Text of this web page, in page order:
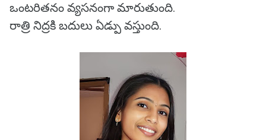
ఒంటరితనం వ్యసనంగా మారుతుంది.
రాత్రి నిద్రకి బదులు ఏడ్పు వస్తుంది.